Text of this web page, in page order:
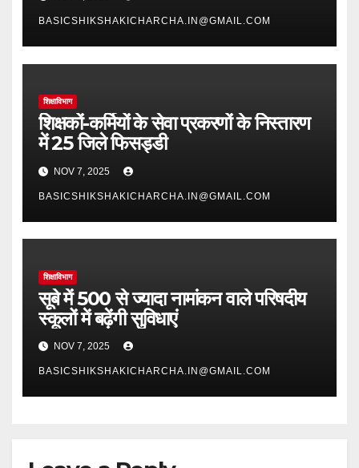
BASICSHIKSHAKICHARCHA.IN@GMAIL.COM
शिक्षाविभाग
शिक्षकों-कर्मियों के सेवा प्रकरणों के निस्तारण
में 25 जिले फिसड्डी
NOV 7, 2025
BASICSHIKSHAKICHARCHA.IN@GMAIL.COM
शिक्षाविभाग
सूबे में 500 से ज्यादा नामांकन वाले परिषदीय
स्कूलों में बढ़ेंगी सुविधाएं
NOV 7, 2025
BASICSHIKSHAKICHARCHA.IN@GMAIL.COM